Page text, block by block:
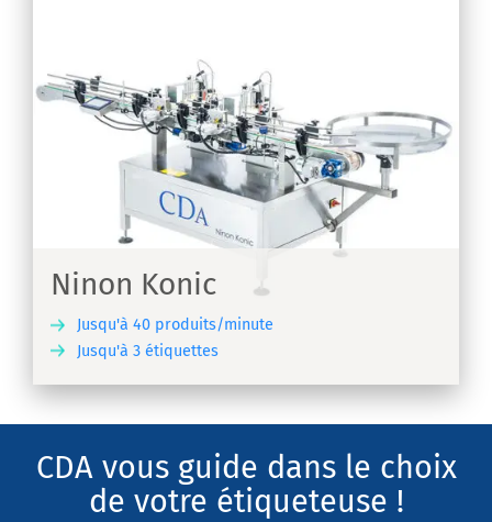
Ninon Konic
Jusqu'à 40 produits/minute
Jusqu'à 3 étiquettes
CDA vous guide dans le choix
de votre étiqueteuse !